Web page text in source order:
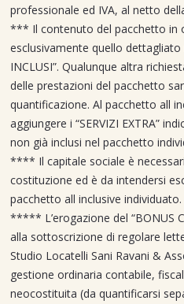
professionale ed IVA, al netto
*** Il contenuto del pacchetto in
esclusivamente quello dettagliato
INCLUSI”. Qualunque altra
delle prestazioni del pacchetto
quantificazione. Al pacchetto all
aggiungere i “SERVIZI EXTRA”
non già inclusi nel pacchetto
**** Il capitale sociale è
costituzione ed è da intendersi
pacchetto all inclusive individuato.
***** L’erogazione del “BONUS
alla sottoscrizione di regolare
Studio Locatelli Sani Ravani &
gestione ordinaria contabile,
neocostituita (da quantificarsi